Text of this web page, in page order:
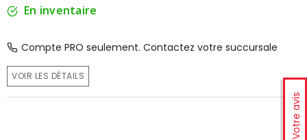
Votre avis
En inventaire
Compte PRO seulement. Contactez votre succursale
VOIR LES DÉTAILS